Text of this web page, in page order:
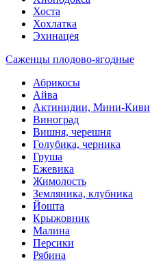
Хоста
Хохлатка
Эхинацея
Саженцы плодово-ягодные
Абрикосы
Айва
Актинидии, Мини-Киви
Виноград
Вишня, черешня
Голубика, черника
Груша
Ежевика
Жимолость
Земляника, клубника
Йошта
Крыжовник
Малина
Персики
Рябина